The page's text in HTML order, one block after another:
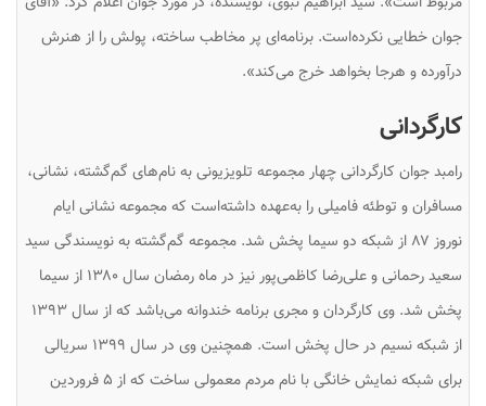
جوان خطایی نکرده‌است. برنامه‌ای پر مخاطب ساخته، پولش را از هنرش
درآورده و هرجا بخواهد خرج می‌کند».
کارگردانی
رامبد جوان کارگردانی چهار مجموعه تلویزیونی به نام‌های گم‌گشته، نشانی،
مسافران و توطئه فامیلی را به‌عهده داشته‌است که مجموعهنشانیایام
نوروز ۸۷ از شبکه دو سیما پخش شد. مجموعه
گم‌گشتهبه نویسندگی سید
سعید رحمانی و علی‌رضا کاظمی‌پور نیز در ماه رمضان سال ۱۳۸۰ از سیما
پخش شد. وی کارگردان و مجری برنامه خندوانه می‌باشد که از سال ۱۳۹۳
از شبکه نسیم در حال پخش است. همچنین وی در سال ۱۳۹۹ سریالی
برای شبکه نمایش خانگی با نام مردم معمولی ساخت که از ۵ فروردین